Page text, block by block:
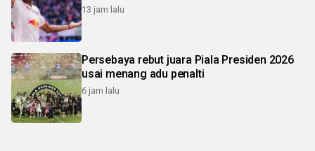
13 jam lalu
Persebaya rebut juara Piala Presiden 2026
usai menang adu penalti
6 jam lalu